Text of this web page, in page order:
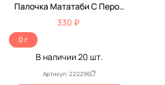
Палочка Мататаби С Пером
2шт 20см 617804
330 ₽
0 г
В наличии 20 шт.
Артикул: 222296